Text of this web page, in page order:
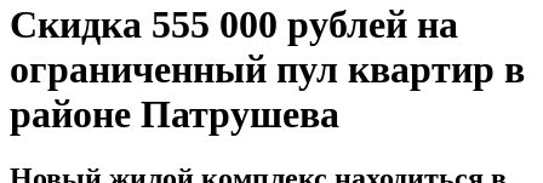
Скидка 555 000 рублей на
ограниченный пул квартир в
районе Патрушева